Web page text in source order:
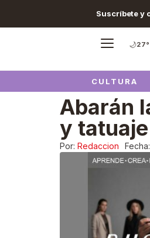
Suscríbete y
🌙27°
CULTURA
Abarán
y
Por: Redaccion Fecha: